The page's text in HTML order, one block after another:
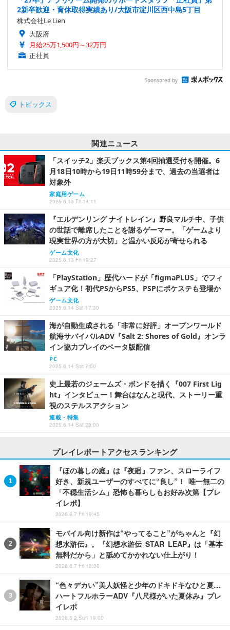
2新卒歓迎・育休取得実績あり/大阪市淀川区西中島5丁目
株式会社Le Lien
大阪府
月給25万1,500円～32万円
正社員
Sponsored by
トピックス
関連ニュース
「スイッチ2」楽天ブックス第4回抽選受付を開催。6
月18日10時から19日11時59分まで、過去の当選者は
対象外
家庭用ゲーム
2025.6.13 Fri 14:11
『エルデンリング ナイトレイン』野良マルチ中、子供
の世話で離席したことを謝るゲーマー。「ゲームより
現実世界の方が大切」と温かい反応が寄せられる
ゲーム文化
2025.6.13 Fri 19:27
「PlayStation」歴代ハードが「figmaPLUS」でフィ
ギュア化！初代PSからPS5、PSPにポケステも登場か
ゲーム文化
2025.6.14 Sat 17:30
海が自動生成される「非常に好評」オープンワールド
航海サバイバルADV『Salt 2: Shores of Gold』オンラ
イン協力プレイのベータ版配信
PC
2025.6.14 Sat 7:00
史上最若のジェームズ・ボンドを描く『007 First Lig
ht』インタビュー！舞台はなんと現代、ストーリー重
視のステルスアクション
連載・特集
2025.6.14 Sat 20:00
プレイレポートアクセスランキング
『ほの暮しの庭』は『夜廻』ファン、スローライフ
好き、新規ユーザーのすべてに“良し”！ 唯一無二の
「不穏生活シム」恐怖も暮らしもお好み次第【プレ
イレポ】
2026.8.7 Fri 19:45
モバイル向け新作は“やってること”がちゃんと『幻
想水滸伝』。『幻想水滸伝 STAR LEAP』は「基本
無料だから」と舐めてかかれない仕上がり！
2026.8.7 Fri 18:00
“色々デカい”美人妖怪と少年のドキドキなひと夏…
ハートフルホラーADV『八尺様がいた夏休み』プレ
イレポ
2026.8.2 Sun 19:00